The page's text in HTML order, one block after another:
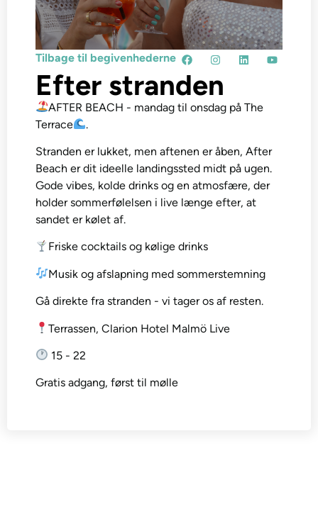
Tilbage til begivenhederne
Efter stranden
AFTER BEACH - mandag til onsdag på The
Terrace
.
Stranden er lukket, men aftenen er åben, After
Beach er dit ideelle landingssted midt på ugen.
Gode vibes, kolde drinks og en atmosfære, der
holder sommerfølelsen i live længe efter, at
sandet er kølet af.
Friske cocktails og kølige drinks
Musik og afslapning med sommerstemning
Gå direkte fra stranden - vi tager os af resten.
Terrassen, Clarion Hotel Malmö Live
15 - 22
Gratis adgang, først til mølle